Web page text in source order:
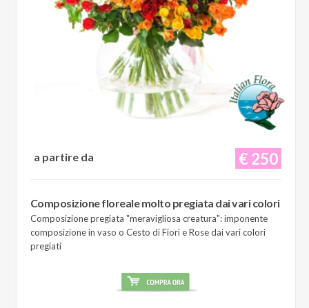
€ 250
a partire da
Composizione floreale molto pregiata dai vari colori
Composizione pregiata "meravigliosa creatura": imponente
composizione in vaso o Cesto di Fiori e Rose dai vari colori
pregiati